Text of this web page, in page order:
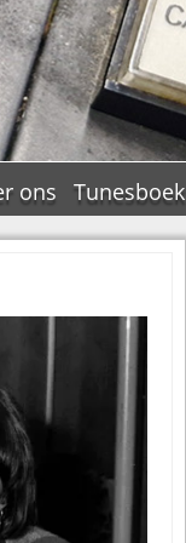
ons Tunesboek